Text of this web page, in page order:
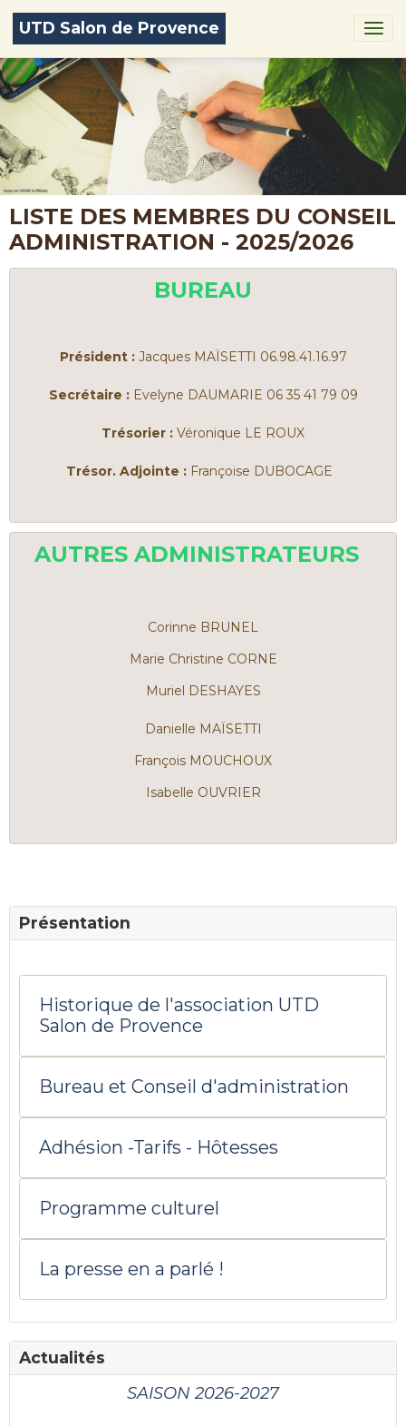
UTD Salon de Provence
LISTE DES MEMBRES DU CONSEIL
ADMINISTRATION - 2025/2026
BUREAU
Président : Jacques MAÏSETTI 06.98.41.16.97
Secrétaire : Evelyne DAUMARIE 06 35 41 79 09
Trésorier : Véronique LE ROUX
Trésor. Adjointe : Françoise DUBOCAGE
AUTRES ADMINISTRATEURS
Corinne BRUNEL
Marie Christine CORNE
Muriel DESHAYES
Danielle MAÏSETTI
François MOUCHOUX
Isabelle OUVRIER
Présentation
Historique de l'association UTD
Salon de Provence
Bureau et Conseil d'administration
Adhésion -Tarifs - Hôtesses
Programme culturel
La presse en a parlé !
Actualités
SAISON 2026-2027